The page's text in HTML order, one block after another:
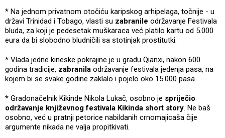
* Na jednom privatnom otočiću karipskog arhipelaga, točnije - u
državi Trinidad i Tobago, vlasti su zabranile održavanje Festivala
bluda, za koji je pedesetak muškaraca već platilo kartu od 5.000
eura da bi slobodno bludničili sa stotinjak prostitutki.
* Vlada jedne kineske pokrajine je u gradu Qianxi, nakon 600
godina tradicije, zabranila održavanje festivala jedenja pasa, na
kojem bi se svake godine zaklalo i pojelo oko 15.000 pasa.
* Gradonačelnik Kikinde Nikola Lukač, osobno je spriječio
održavanje književnog festivala Kikinda short story. Ne baš
osobno, već u pratnji petorice nabildanih crnomajicaša čije
argumente nikada ne valja propitkivati.